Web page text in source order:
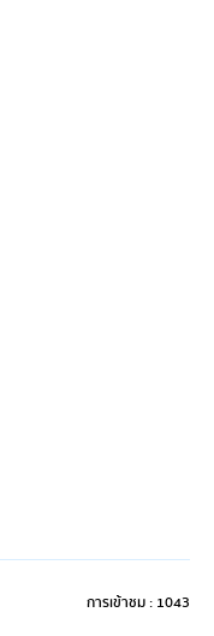
การเข้าชม : 1043